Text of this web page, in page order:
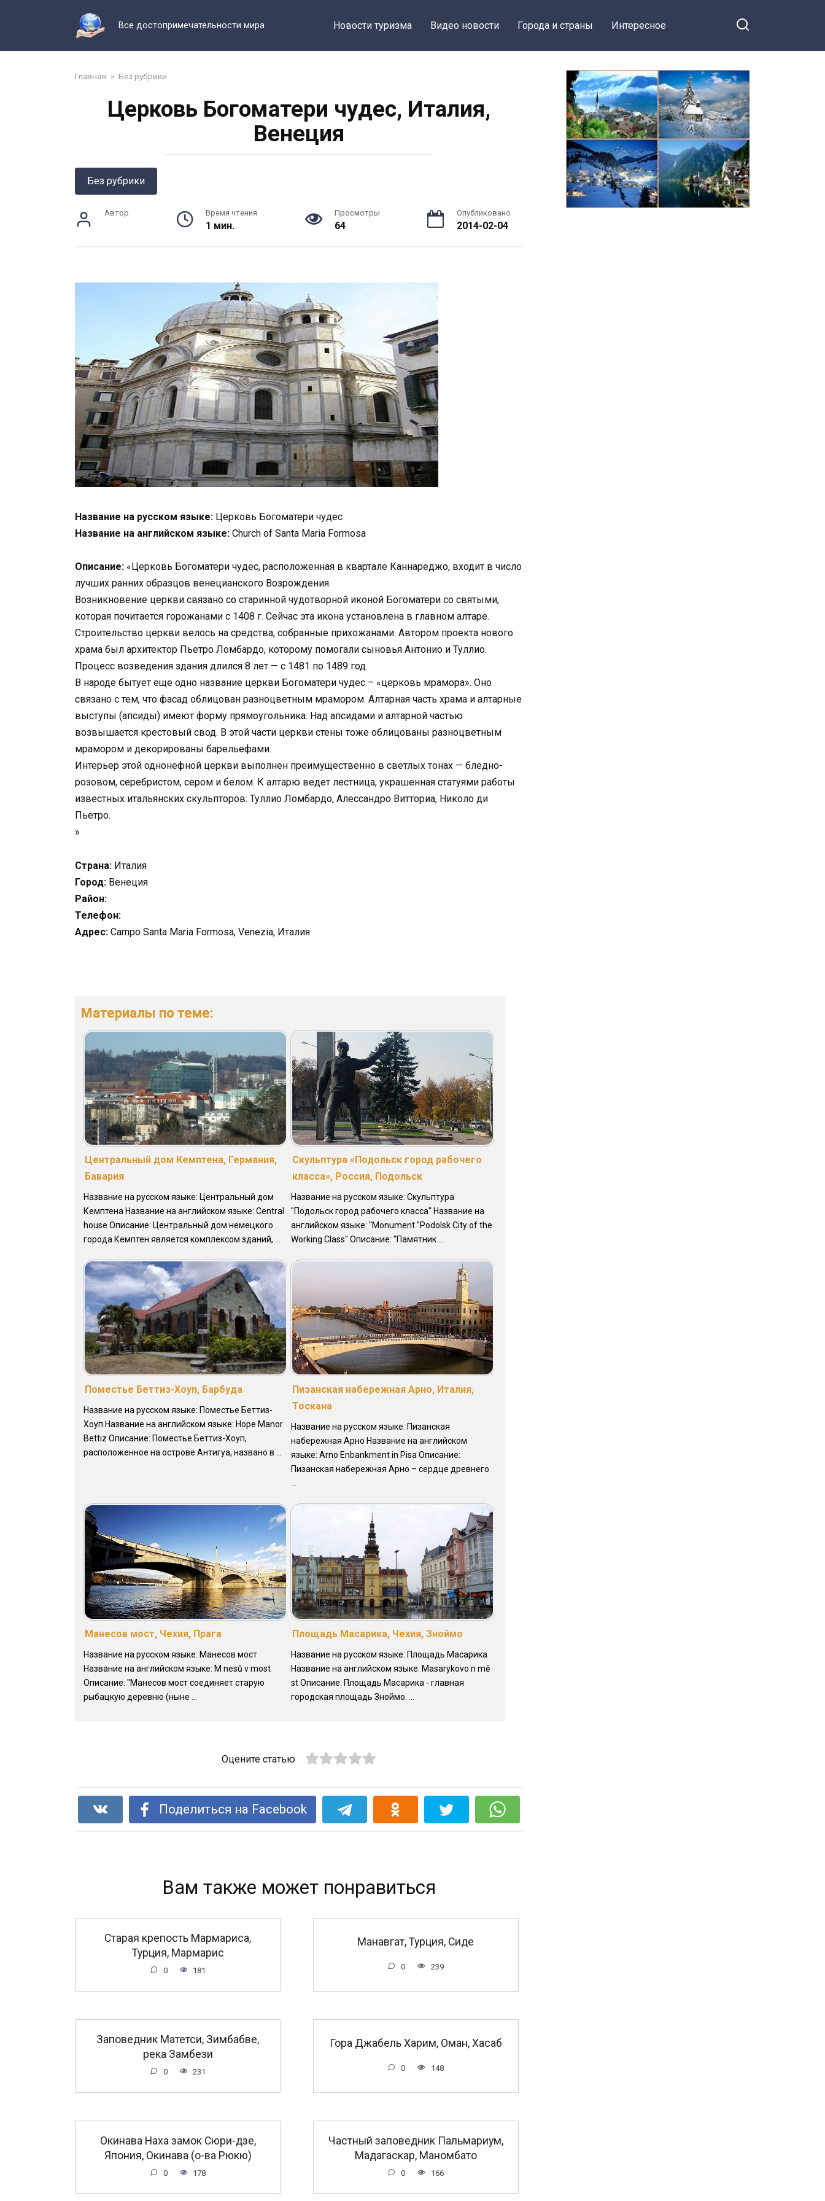
Все достопримечательности мира Новости туризма Видео новости Города и страны Интересное
Главная » Без рубрики
Церковь Богоматери чудес, Италия,
Венеция
Без рубрики
Автор Время чтения
1 мин.
Просмотры
64
Опубликовано
2014-02-04
Название на русском языке: Церковь Богоматери чудес
Название на английском языке: Church of Santa Maria Formosa
Описание: «Церковь Богоматери чудес, расположенная в квартале Каннареджо, входит в число
лучших ранних образцов венецианского Возрождения.
Возникновение церкви связано со старинной чудотворной иконой Богоматери со святыми,
которая почитается горожанами с 1408 г. Сейчас эта икона установлена в главном алтаре.
Строительство церкви велось на средства, собранные прихожанами. Автором проекта нового
храма был архитектор Пьетро Ломбардо, которому помогали сыновья Антонио и Туллио.
Процесс возведения здания длился 8 лет — с 1481 по 1489 год.
В народе бытует еще одно название церкви Богоматери чудес – «церковь мрамора». Оно
связано с тем, что фасад облицован разноцветным мрамором. Алтарная часть храма и алтарные
выступы (апсиды) имеют форму прямоугольника. Над апсидами и алтарной частью
возвышается крестовый свод. В этой части церкви стены тоже облицованы разноцветным
мрамором и декорированы барельефами.
Интерьер этой однонефной церкви выполнен преимущественно в светлых тонах — бледно-
розовом, серебристом, сером и белом. К алтарю ведет лестница, украшенная статуями работы
известных итальянских скульпторов: Туллио Ломбардо, Алессандро Витториа, Николо ди
Пьетро.
»
Страна: Италия
Город: Венеция
Район:
Телефон:
Адрес: Campo Santa Maria Formosa, Venezia, Италия
Материалы по теме:
Центральный дом Кемптена, Германия,
Бавария
Название на русском языке: Центральный дом
Кемптена Название на английском языке: Central
house Описание: Центральный дом немецкого
города Кемптен является комплексом зданий, ...
Скульптура «Подольск город рабочего
класса», Россия, Подольск
Название на русском языке: Скульптура
"Подольск город рабочего класса" Название на
английском языке: "Monument "Podolsk City of the
Working Class" Описание: "Памятник ...
Поместье Беттиз-Хоуп, Барбуда
Название на русском языке: Поместье Беттиз-
Хоуп Название на английском языке: Hope Manor
Bettiz Описание: Поместье Беттиз-Хоуп,
расположенное на острове Антигуа, названо в ...
Пизанская набережная Арно, Италия,
Тоскана
Название на русском языке: Пизанская
набережная Арно Название на английском
языке: Arno Enbankment in Pisa Описание:
Пизанская набережная Арно – сердце древнего
...
Манесов мост, Чехия, Прага
Название на русском языке: Манесов мост
Название на английском языке: M nesů v most
Описание: "Манесов мост соединяет старую
рыбацкую деревню (ныне ...
Площадь Масарика, Чехия, Зноймо
Название на русском языке: Площадь Масарика
Название на английском языке: Masarykovo n mě
st Описание: Площадь Масарика - главная
городская площадь Зноймо. ...
Оцените статью
Поделиться на Facebook
Вам также может понравиться
Старая крепость Мармариса,
Турция, Мармарис
0 181
Манавгат, Турция, Сиде
0 239
Заповедник Матетси, Зимбабве,
река Замбези
0 231
Гора Джабель Харим, Оман, Хасаб
0 148
Окинава Наха замок Сюри-дзе,
Япония, Окинава (о-ва Рюкю)
0 178
Частный заповедник Пальмариум,
Мадагаскар, Маномбато
0 166